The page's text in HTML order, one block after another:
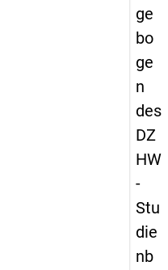
ge
bo
ge
n
des
DZ
HW
-
Stu
die
nb